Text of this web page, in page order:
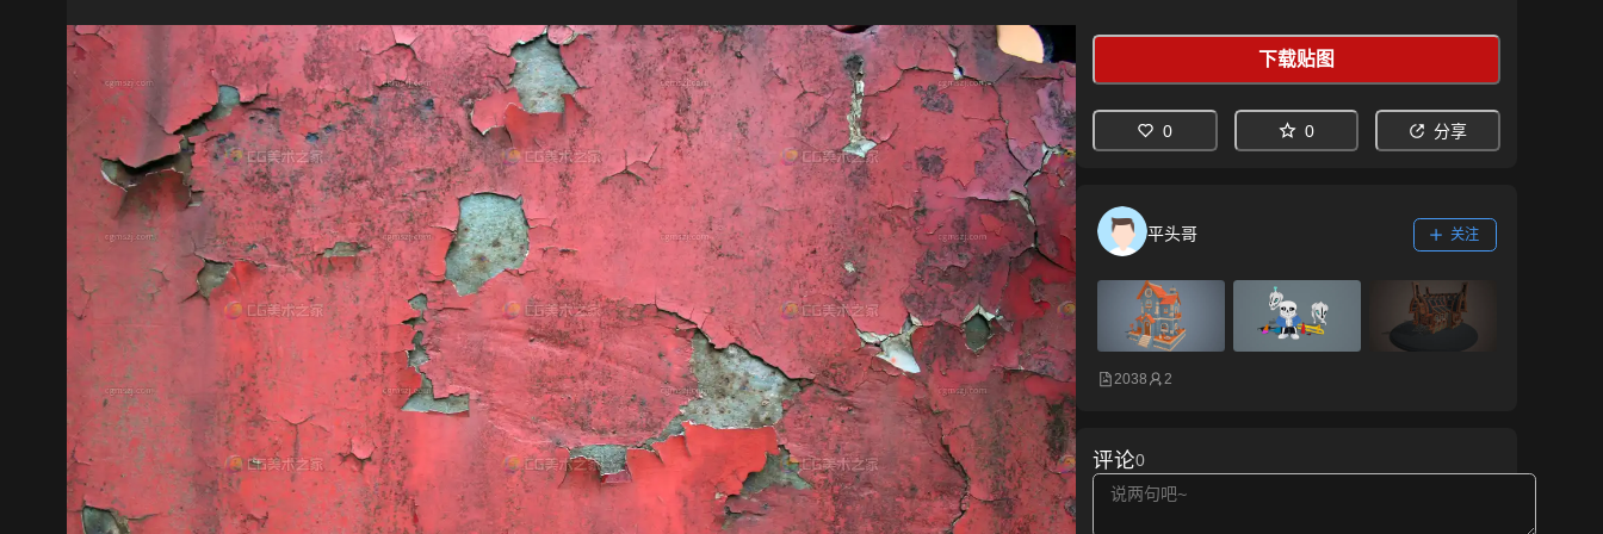
下载贴图
0 0 分享
平头哥 关注
2038 2
评论0